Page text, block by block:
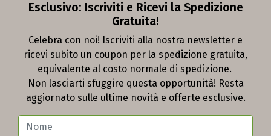
Esclusivo: Iscriviti e Ricevi la Spedizione
Gratuita!
Celebra con noi! Iscriviti alla nostra newsletter e
ricevi subito un coupon per la spedizione gratuita,
equivalente al costo normale di spedizione.
Non lasciarti sfuggire questa opportunità! Resta
aggiornato sulle ultime novità e offerte esclusive.